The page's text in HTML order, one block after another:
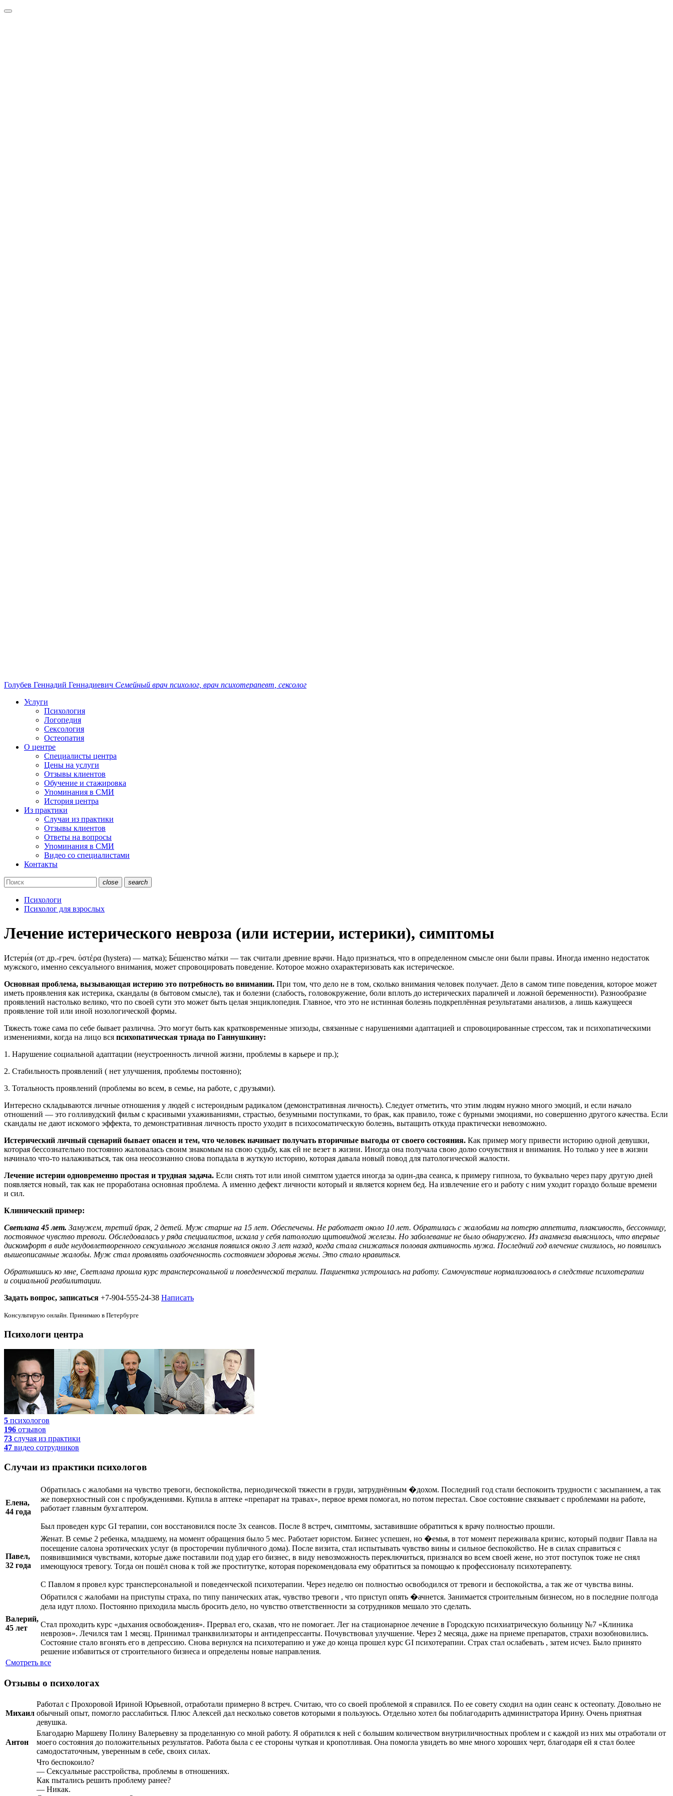
Голубев Геннадий Геннадиевич Семейный врач психолог, врач психотерапевт , сексолог
Услуги
Психология
Логопедия
Сексология
Остеопатия
О центре
Специалисты центра
Цены на услуги
Отзывы клиентов
Обучение и стажировка
Упоминания в СМИ
История центра
Из практики
Случаи из практики
Отзывы клиентов
Ответы на вопросы
Упоминания в СМИ
Видео со специалистами
Контакты
close search
Психологи
Психолог для взрослых
Лечение истерического невроза (или истерии, истерики), симптомы
Истери́я (от др.-греч. ὑστέρα (hystera) — матка); Бе́шенство ма́тки — так считали древние врачи. Надо признаться, что в определенном смысле они были правы. Иногда именно недостаток
мужского, именно сексуального внимания, может спровоцировать поведение. Которое можно охарактеризовать как истерическое.
Основная проблема, вызывающая истерию это потребность во внимании. При том, что дело не в том, сколько внимания человек получает. Дело в самом типе поведения, которое может
иметь проявления как истерика, скандалы (в бытовом смысле), так и болезни (слабость, головокружение, боли вплоть до истерических параличей и ложной беременности). Разнообразие
проявлений настолько велико, что по своей сути это может быть целая энциклопедия. Главное, что это не истинная болезнь подкреплённая результатами анализов, а лишь кажущееся
проявление той или иной нозологической формы.
Тяжесть тоже сама по себе бывает различна. Это могут быть как кратковременные эпизоды, связанные с нарушениями адаптацией и спровоцированные стрессом, так и психопатическими
изменениями, когда на лицо вся психопатическая триада по Ганнушкину:
1. Нарушение социальной адаптации (неустроенность личной жизни, проблемы в карьере и пр.);
2. Стабильность проявлений ( нет улучшения, проблемы постоянно);
3. Тотальность проявлений (проблемы во всем, в семье, на работе, с друзьями).
Интересно складываются личные отношения у людей с истероидным радикалом (демонстративная личность). Следует отметить, что этим людям нужно много эмоций, и если начало
отношений — это голливудский фильм с красивыми ухаживаниями, страстью, безумными поступками, то брак, как правило, тоже с бурными эмоциями, но совершенно другого качества. Если
скандалы не дают искомого эффекта, то демонстративная личность просто уходит в психосоматическую болезнь, вытащить откуда практически невозможно.
Истерический личный сценарий бывает опасен и тем, что человек начинает получать вторичные выгоды от своего состояния. Как пример могу привести историю одной девушки,
которая бессознательно постоянно жаловалась своим знакомым на свою судьбу, как ей не везет в жизни. Иногда она получала свою долю сочувствия и внимания. Но только у нее в жизни
начинало что-то налаживаться, так она неосознанно снова попадала в жуткую историю, которая давала новый повод для патологической жалости.
Лечение истерии одновременно простая и трудная задача. Если снять тот или иной симптом удается иногда за один-два сеанса, к примеру гипноза, то буквально через пару другую дней
появляется новый, так как не проработана основная проблема. А именно дефект личности который и является корнем бед. На извлечение его и работу с ним уходит гораздо больше времени
и сил.
Клинический пример:
Светлана 45 лет. Замужем, третий брак, 2 детей. Муж старше на 15 лет. Обеспечены. Не работает около 10 лет. Обратилась с жалобами на потерю аппетита, плаксивость, бессонницу,
постоянное чувство тревоги. Обследовалась у ряда специалистов, искала у себя патологию щитовидной железы. Но заболевание не было обнаружено. Из анамнеза выяснилось, что впервые
дискомфорт в виде неудовлетворенного сексуального желания появился около 3 лет назад, когда стала снижаться половая активность мужа. Последний год влечение снизилось, но появились
вышеописанные жалобы. Муж стал проявлять озабоченность состоянием здоровья жены. Это стало нравиться.
Обратившись ко мне, Светлана прошла курс трансперсональной и поведенческой терапии. Пациентка устроилась на работу. Самочувствие нормализовалось в следствие психотерапии
и социальной реабилитации.
Задать вопрос, записаться +7-904-555-24-38 Написать
Консультирую онлайн. Принимаю в Петербурге
Психологи центра
5 психологов
196 отзывов
73 случая из практики
47 видео сотрудников
Случаи из практики психологов
Елена,
44 года
Обратилась с жалобами на чувство тревоги, беспокойства, периодической тяжести в груди, затруднённым �дохом. Последний год стали беспокоить трудности с засыпанием, а так
же поверхностный сон с пробуждениями. Купила в аптеке «препарат на травах», первое время помогал, но потом перестал. Свое состояние связывает с проблемами на работе,
работает главным бухгалтером.
Был проведен курс GI терапии, сон восстановился после 3х сеансов. После 8 встреч, симптомы, заставившие обратиться к врачу полностью прошли.
Павел,
32 года
Женат. В семье 2 ребенка, младшему, на момент обращения было 5 мес. Работает юристом. Бизнес успешен, но �емья, в тот момент переживала кризис, который подвиг Павла на
посещение салона эротических услуг (в просторечии публичного дома). После визита, стал испытывать чувство вины и сильное беспокойство. Не в силах справиться с
появившимися чувствами, которые даже поставили под удар его бизнес, в виду невозможность переключиться, признался во всем своей жене, но этот поступок тоже не снял
имеющуюся тревогу. Тогда он пошёл снова к той же проститутке, которая порекомендовала ему обратиться за помощью к профессионалу психотерапевту.
С Павлом я провел курс трансперсональной и поведенческой психотерапии. Через неделю он полностью освободился от тревоги и беспокойства, а так же от чувства вины.
Валерий,
45 лет
Обратился с жалобами на приступы страха, по типу панических атак, чувство тревоги , что приступ опять �ачнется. Занимается строительным бизнесом, но в последние полгода
дела идут плохо. Постоянно приходила мысль бросить дело, но чувство ответственности за сотрудников мешало это сделать.
Стал проходить курс «дыхания освобождения». Прервал его, сказав, что не помогает. Лег на стационарное лечение в Городскую психиатрическую больницу №7 «Клиника
неврозов». Лечился там 1 месяц. Принимал транквилизаторы и антидепрессанты. Почувствовал улучшение. Через 2 месяца, даже на приеме препаратов, страхи возобновились.
Состояние стало вгонять его в депрессию. Снова вернулся на психотерапию и уже до конца прошел курс GI психотерапии. Страх стал ослабевать , затем исчез. Было принято
решение избавиться от строительного бизнеса и определены новые направления.
Смотреть все
Отзывы о психологах
Михаил
Работал с Прохоровой Ириной Юрьевной, отработали примерно 8 встреч. Считаю, что со своей проблемой я справился. По ее совету сходил на один сеанс к остеопату. Довольно не
обычный опыт, помогло расслабиться. Плюс Алексей дал несколько советов которыми я пользуюсь. Отдельно хотел бы поблагодарить администратора Ирину. Очень приятная
девушка.
Антон
Благодарю Маршеву Полину Валерьевну за проделанную со мной работу. Я обратился к ней с большим количеством внутриличностных проблем и с каждой из них мы отработали от
моего состояния до положительных результатов. Работа была с ее стороны чуткая и кропотливая. Она помогла увидеть во мне много хороших черт, благодаря ей я стал более
самодостаточным, уверенным в себе, своих силах.
Что беспокоило?
— Сексуальные расстройства, проблемы в отношениях.
Как пытались решить проблему ранее?
— Никак.